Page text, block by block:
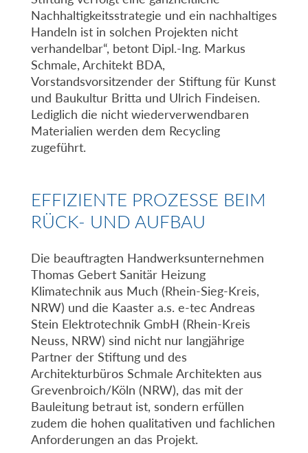
Nachhaltigkeitsstrategie und ein nachhaltiges
Handeln ist in solchen Projekten nicht
verhandelbar“, betont Dipl.-Ing. Markus
Schmale, Architekt BDA,
Vorstandsvorsitzender der Stiftung für Kunst
und Baukultur Britta und Ulrich Findeisen.
Lediglich die nicht wiederverwendbaren
Materialien werden dem Recycling
zugeführt.
EFFIZIENTE PROZESSE BEIM
RÜCK- UND AUFBAU
Die beauftragten Handwerksunternehmen
Thomas Gebert Sanitär Heizung
Klimatechnik aus Much (Rhein-Sieg-Kreis,
NRW) und die Kaaster a.s. e-tec Andreas
Stein Elektrotechnik GmbH (Rhein-Kreis
Neuss, NRW) sind nicht nur langjährige
Partner der Stiftung und des
Architekturbüros Schmale Architekten aus
Grevenbroich/Köln (NRW), das mit der
Bauleitung betraut ist, sondern erfüllen
zudem die hohen qualitativen und fachlichen
Anforderungen an das Projekt.